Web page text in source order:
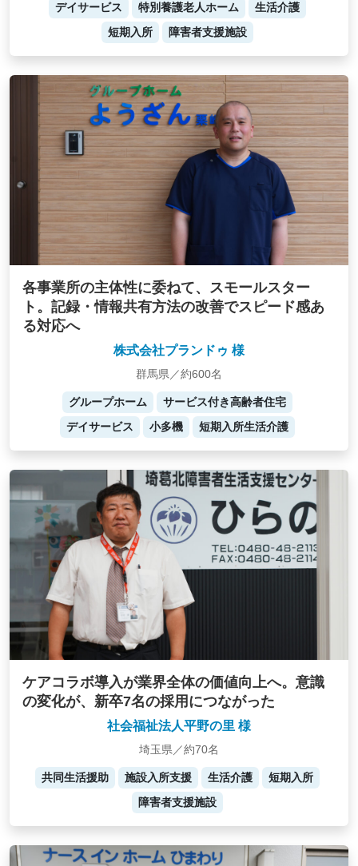
デイサービス 特別養護老人ホーム
生活介護
短期入所
障害者支援施設
各事業所の主体性に委ねて、スモールスター
ト。記録・情報共有方法の改善でスピード感あ
る対応へ
株式会社プランドゥ 様
群馬県／約600名
グループホーム
サービス付き高齢者住宅
デイサービス
小多機 短期入所生活介護
ケアコラボ導入が業界全体の価値向上へ。意識
の変化が、新卒7名の採用につながった
社会福祉法人平野の里 様
埼玉県／約70名
共同生活援助 施設入所支援 生活介護
短期入所
障害者支援施設